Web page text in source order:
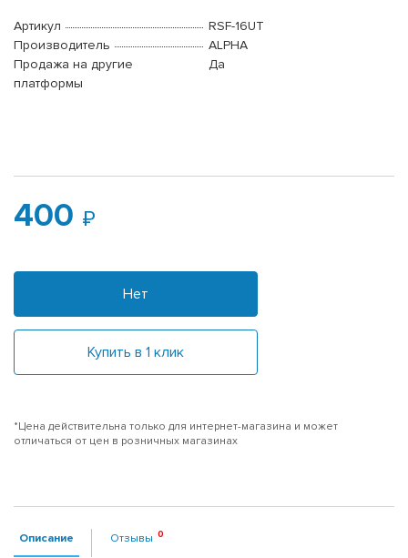
Артикул
RSF-16UT
Производитель
ALPHA
Продажа на другие
платформы
Да
400
Нет
Купить в 1 клик
*Цена действительна только для интернет-магазина и может
отличаться от цен в розничных магазинах
Описание Отзывы